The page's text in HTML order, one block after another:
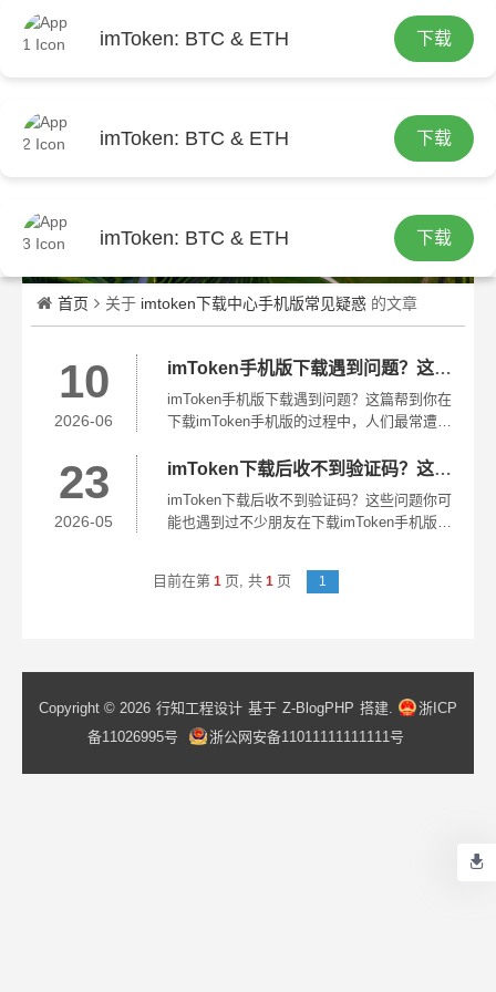
imToken: BTC & ETH 下载
imToken: BTC & ETH 下载
imToken: BTC & ETH 下载
繁
首页 关于 imtoken下载中心手机版常见疑惑 的文章
10
2026-06
imToken手机版下载遇到问题？这篇帮到你
imToken手机版下载遇到问题？这篇帮到你在
下载imToken手机版的过程中，人们最常遭遇
直接在浏览器中进行搜索，然而这样一来，
却发现无法...
23
2026-05
imToken下载后收不到验证码？这些问题你可能也遇到过
imToken下载后收不到验证码？这些问题你可
能也遇到过不少朋友在下载imToken手机版之
的相关设置有误，影响了接收验证码。另一
个高频出现的疑问是“下载的App图标对不
目前在第 1 页, 共 1 页 1
Copyright © 2026 行知工程设计 基于 Z-BlogPHP 搭建.
浙ICP
备11026995号
浙公网安备11011111111111号